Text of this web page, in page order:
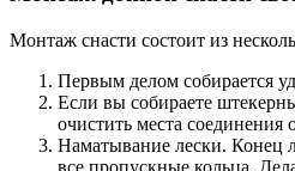
Монтаж снасти состоит из
Первым делом собирается
Если вы собираете
очистить места соединения
Наматывание лески. Конец
все пропускные кольца.